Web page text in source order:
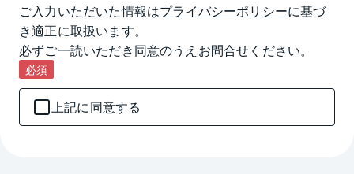
ご入力いただいた情報はプライバシーポリシーに基づ
き適正に取扱います。
必ずご一読いただき同意のうえお問合せください。
必須
上記に同意する